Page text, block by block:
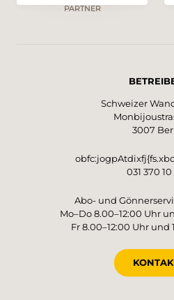
PARTNER
Schweizer
3007
031 370 10
Abo- und
Mo–Do 8.00–12:00 Uhr
Fr 8.00–12:00 Uhr und